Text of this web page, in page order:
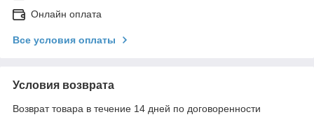
Онлайн оплата
Все условия оплаты
Условия возврата
Возврат товара в течение 14 дней по договоренности